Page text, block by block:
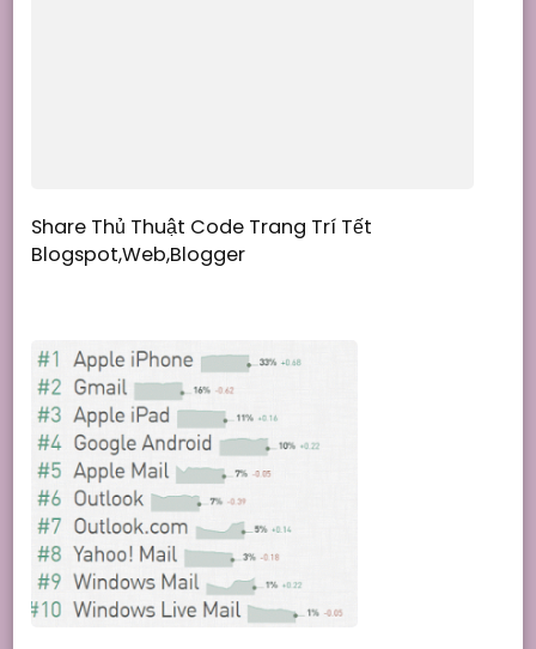
Share Thủ Thuật Code Trang Trí Tết
Blogspot,Web,Blogger